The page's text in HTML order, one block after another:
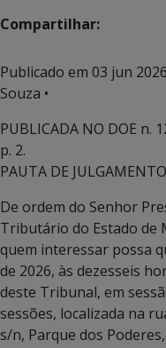
Compartilhar:
Publicado em 03 jun 2026
Souza •
PUBLICADA NO DOE n.
p. 2.
PAUTA DE
De ordem do Senhor
Tributário do Estado de
quem interessar possa
de 2026, às dezesseis
deste Tribunal, em
sessões, localizada na
s/n, Parque dos